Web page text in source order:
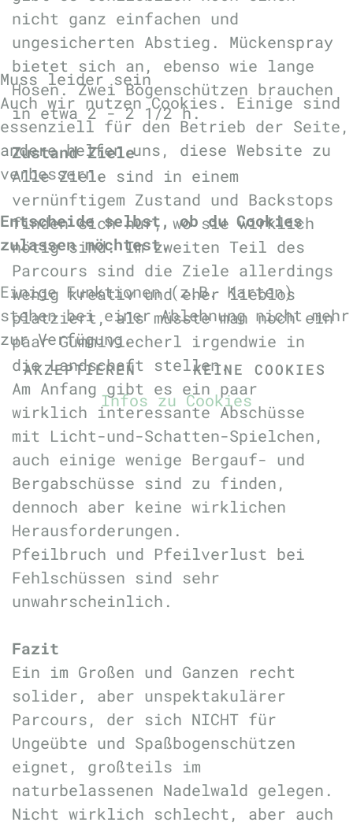
nicht ganz einfachen und
ungesicherten Abstieg. Mückenspray
bietet sich an, ebenso wie lange
Hosen. Zwei Bogenschützen brauchen
in etwa 2 - 2 1/2 h.
Zustand Ziele
Alle Ziele sind in einem
vernünftigem Zustand und Backstops
finden sich nur, wo sie wirklich
nötig sind. Im zweiten Teil des
Parcours sind die Ziele allerdings
wenig kreativ und eher lieblos
platziert, als müsste man noch ein
paar Gummiviecherl irgendwie in
die Landschaft stellen.
Am Anfang gibt es ein paar
wirklich interessante Abschüsse
mit Licht-und-Schatten-Spielchen,
auch einige wenige Bergauf- und
Bergabschüsse sind zu finden,
dennoch aber keine wirklichen
Herausforderungen.
Pfeilbruch und Pfeilverlust bei
Fehlschüssen sind sehr
unwahrscheinlich.
Fazit
Ein im Großen und Ganzen recht
solider, aber unspektakulärer
Parcours, der sich NICHT für
Ungeübte und Spaßbogenschützen
eignet, großteils im
naturbelassenen Nadelwald gelegen.
Nicht wirklich schlecht, aber auch
Muss leider sein
Auch wir nutzen Cookies. Einige sind
essenziell für den Betrieb der Seite,
andere helfen uns, diese Website zu
verbessern.
Entscheide selbst, ob du Cookies
zulassen möchtest.
Einige Funktionen (z.B. Karten)
stehen bei einer Ablehnung nicht mehr
zur Verfügung.
AKZEPTIEREN KEINE COOKIES
Infos zu Cookies